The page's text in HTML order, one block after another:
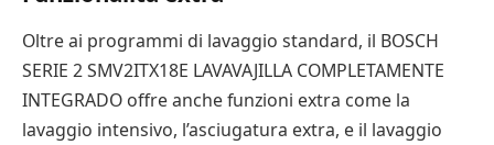
Oltre ai programmi di lavaggio standard, il BOSCH
SERIE 2 SMV2ITX18E LAVAVAJILLA COMPLETAMENTE
INTEGRADO offre anche funzioni extra come la
lavaggio intensivo, l’asciugatura extra, e il lavaggio